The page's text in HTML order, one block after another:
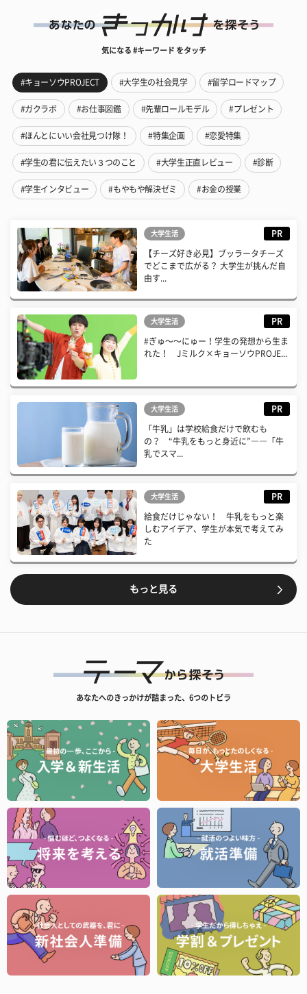
気になる #キーワード をタッチ
#キョーソウPROJECT #大学生の社会見学 #留学ロードマップ
#ガクラボ #お仕事図鑑 #先輩ロールモデル #プレゼント
#ほんとにいい会社見つけ隊！ #特集企画 #恋愛特集
#学生の君に伝えたい３つのこと #大学生正直レビュー #診断
#学生インタビュー #もやもや解決ゼミ #お金の授業
大学生活 PR
【チーズ好き必見】ブッラータチーズ
でどこまで広がる？ 大学生が挑んだ自
由す...
大学生活 PR
#ぎゅ〜〜にゅー！学生の発想から生ま
れた！ Jミルク×キョーソウPROJE...
大学生活 PR
「牛乳」は学校給食だけで飲むも
の？ “牛乳をもっと身近に”――「牛
乳でスマ...
大学生活 PR
給食だけじゃない！ 牛乳をもっと楽
しむアイデア、学生が本気で考えてみ
た
もっと見る
あなたへのきっかけが詰まった、6つのトビラ